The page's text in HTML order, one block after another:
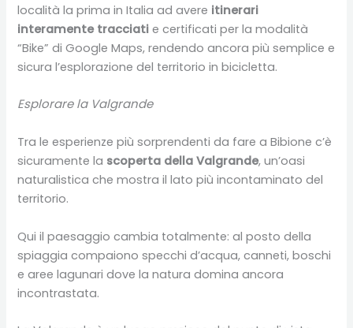
località la prima in Italia ad avere itinerari
interamente tracciati e certificati per la modalità
“Bike” di Google Maps, rendendo ancora più semplice e
sicura l’esplorazione del territorio in bicicletta.
Esplorare la Valgrande
Tra le esperienze più sorprendenti da fare a Bibione c’è
sicuramente la scoperta della Valgrande, un’oasi
naturalistica che mostra il lato più incontaminato del
territorio.
Qui il paesaggio cambia totalmente: al posto della
spiaggia compaiono specchi d’acqua, canneti, boschi
e aree lagunari dove la natura domina ancora
incontrastata.